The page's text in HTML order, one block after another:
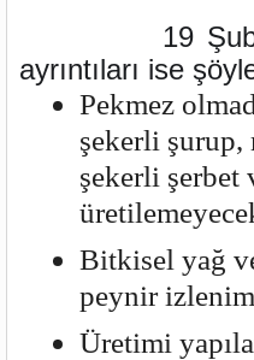
19
ayrıntıları ise
Pekmez
şekerli şurup,
şekerli şerbet
Bitkisel yağ
peynir
Üretimi